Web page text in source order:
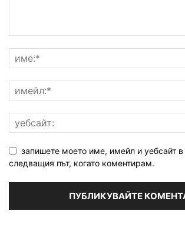
запишете моето име, имейл и уебсайт в
следващия път, когато коментирам.